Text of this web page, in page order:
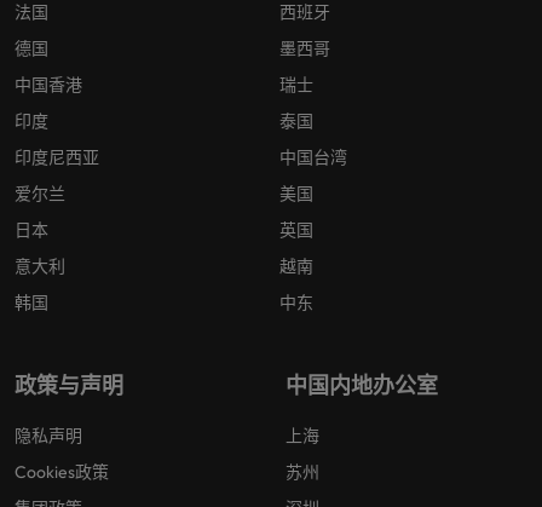
法国
德国
中国香港
印度
印度尼西亚
爱尔兰
日本
意大利
韩国
西班牙
墨西哥
瑞士
泰国
中国台湾
美国
英国
越南
中东
政策与声明
隐私声明
Cookies政策
中国内地办公室
上海
苏州